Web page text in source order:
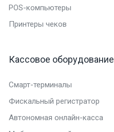
POS-компьютеры
Принтеры чеков
Кассовое оборудование
Смарт-терминалы
Фискальный регистратор
Автономная онлайн-касса